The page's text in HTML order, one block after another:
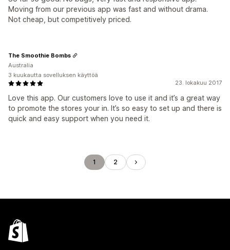
Moving from our previous app was fast and without drama.
Not cheap, but competitively priced.
23. lokakuu 2017
Love this app. Our customers love to use it and it’s a great way
to promote the stores your in. It’s so easy to set up and there is
quick and easy support when you need it.
The Smoothie Bombs
Australia
3 kuukautta sovelluksen käyttöä
1 2